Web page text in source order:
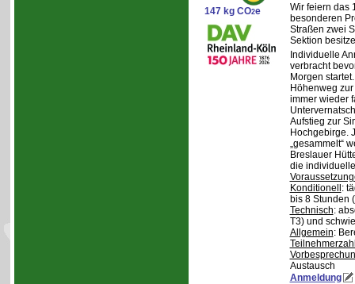
147 kg CO2e
Wir feiern das
besonderen
Straßen zwei
Sektion
Individuelle
verbracht
Morgen
Höhenweg
immer wieder
Aufstieg zur
Hochgebirge.
„gesammelt“
Breslauer
die
Konditionell :
bis 8 Stunden
Technisch:
T3) und
Allgemein:
Austausch
Anmeldung